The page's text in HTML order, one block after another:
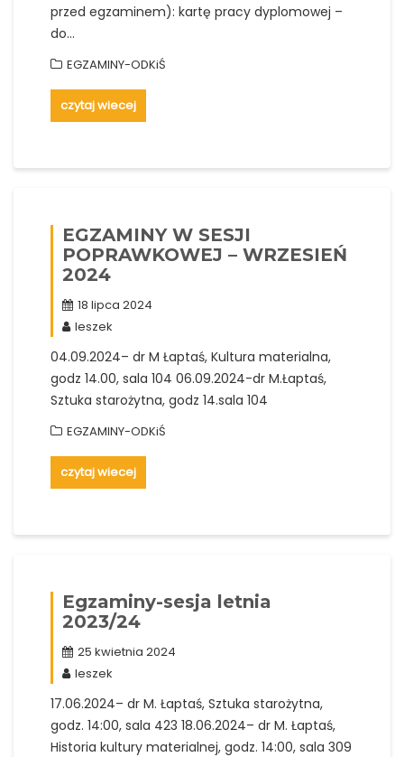
przed egzaminem): kartę pracy dyplomowej –
do…
EGZAMINY-ODKiŚ
czytaj wiecej
EGZAMINY W SESJI
POPRAWKOWEJ – WRZESIEŃ
2024
18 lipca 2024
leszek
04.09.2024– dr M Łaptaś, Kultura materialna,
godz 14.00, sala 104 06.09.2024-dr M.Łaptaś,
Sztuka starożytna, godz 14.sala 104
EGZAMINY-ODKiŚ
czytaj wiecej
Egzaminy-sesja letnia
2023/24
25 kwietnia 2024
leszek
17.06.2024– dr M. Łaptaś, Sztuka starożytna,
godz. 14:00, sala 423 18.06.2024– dr M. Łaptaś,
Historia kultury materialnej, godz. 14:00, sala 309